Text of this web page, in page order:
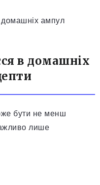
ампул
в домашніх
бути не менш
лише